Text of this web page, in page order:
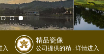
墓
缅怀
联系
入
精品瓷像
公司提供的精...详情进入